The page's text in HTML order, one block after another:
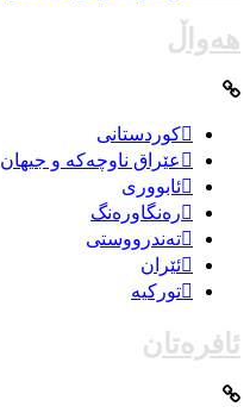
هەواڵ
کوردستانی
عێراق ناوچەکە و جیهان
ئابووری
رەنگاورەنگ
تەندرووستی
ئێران
تورکیە
ئافرەتان